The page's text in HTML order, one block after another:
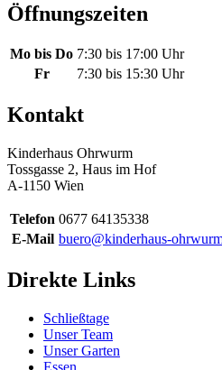
Öffnungszeiten
Mo bis Do 7:30 bis 17:00 Uhr
Fr
7:30 bis 15:30 Uhr
Kontakt
Kinderhaus Ohrwurm
Tossgasse 2, Haus im Hof
A-1150 Wien
Telefon 0677 64135338
E-Mail buero@kinderhaus-
Direkte Links
Schließtage
Unser Team
Unser Garten
Essen